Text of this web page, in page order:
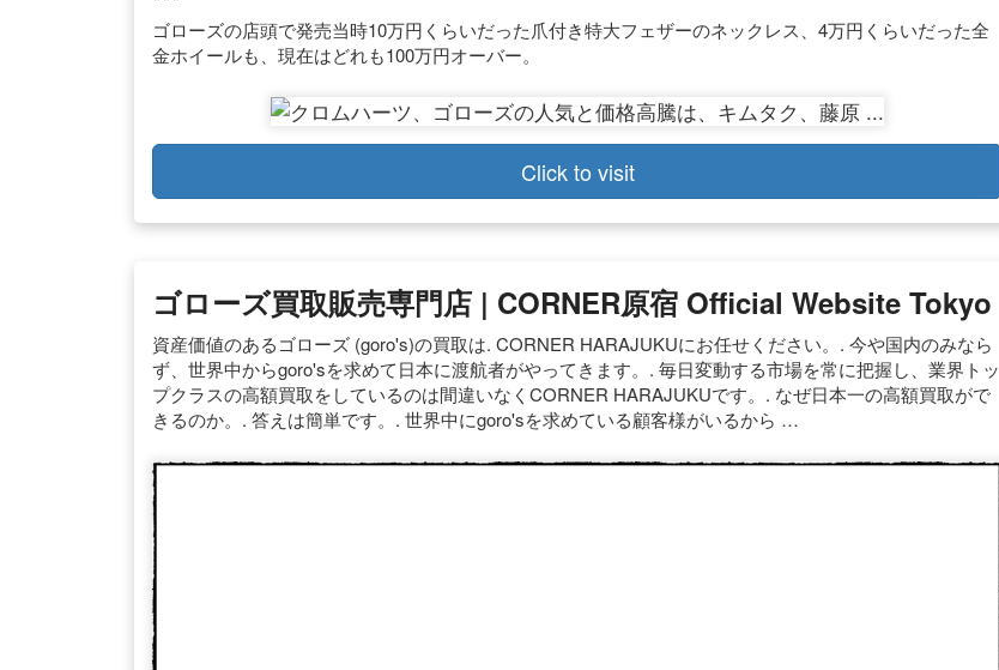
ゴローズの店頭で発売当時10万円くらいだった爪付き特大フェザーのネックレス、4万円くらいだった全
金ホイールも、現在はどれも100万円オーバー。
Click to visit
ゴローズ買取販売専門店 | CORNER原宿 Official Website Tokyo
資産価値のあるゴローズ (goro's)の買取は. CORNER HARAJUKUにお任せください。. 今や国内のみなら
ず、世界中からgoro'sを求めて日本に渡航者がやってきます。. 毎日変動する市場を常に把握し、業界トッ
プクラスの高額買取をしているのは間違いなくCORNER HARAJUKUです。. なぜ日本一の高額買取がで
きるのか。. 答えは簡単です。. 世界中にgoro'sを求めている顧客様がいるから …